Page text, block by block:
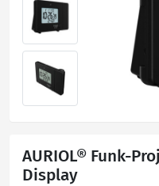
AURIOL® Funk-
Display